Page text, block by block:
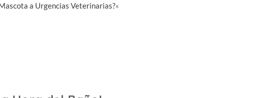
a Urgencias Veterinarias?«